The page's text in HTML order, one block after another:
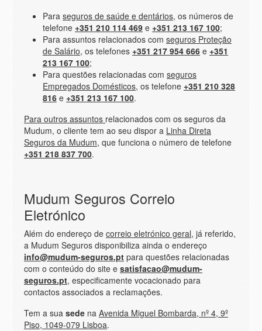
Para seguros de saúde e dentários, os números de
telefone +351 210 114 469 e +351 213 167 100;
Para assuntos relacionados com seguros Proteção
de Salário, os telefones +351 217 954 666 e +351
213 167 100;
Para questões relacionadas com seguros
Empregados Domésticos, os telefone +351 210 328
816 e +351 213 167 100.
Para outros assuntos relacionados com os seguros da
Mudum, o cliente tem ao seu dispor a Linha Direta
Seguros da Mudum, que funciona o número de telefone
+351 218 837 700.
Mudum Seguros Correio
Eletrónico
Além do endereço de correio eletrónico geral, já referido,
a Mudum Seguros disponibiliza ainda o endereço
info@mudum-seguros.pt para questões relacionadas
com o conteúdo do site e satisfacao@mudum-
seguros.pt, especificamente vocacionado para
contactos associados a reclamações.
Tem a sua sede na Avenida Miguel Bombarda, nº 4, 9º
Piso, 1049-079 Lisboa.